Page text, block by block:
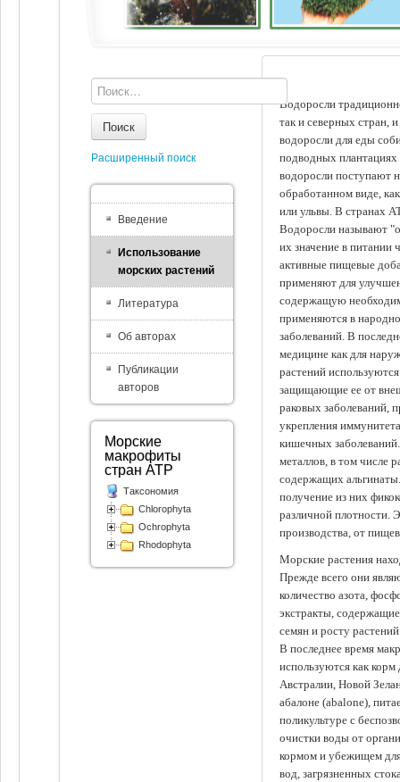
Водоросли
так и северных стран,
водоросли для еды
подводных
водоросли поступают
обработанном виде,
или ульвы. В странах
Водоросли называют
их значение в питании
активные пищевые
применяют для
содержащую
применяются в
заболеваний. В
медицине как для
растений
защищающие ее от
раковых заболеваний,
укрепления
кишечных
металлов, в том числе
содержащих
получение из них
различной плотности.
производства, от
Морские растения
Прежде всего они
количество азота,
экстракты,
семян и росту
В последнее время
используются как
Австралии, Новой
абалоне (abalone),
поликультуре с
очистки воды от
кормом и убежищем
вод, загрязненных
Поиск
Расширенный поиск
Введение
Использование
морских растений
Литература
Об авторах
Публикации
авторов
Морские
макрофиты
стран АТР
Таксономия
Chlorophyta
Ochrophyta
Rhodophyta